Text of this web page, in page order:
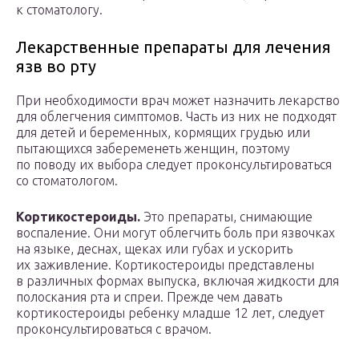
к стоматологу.
Лекарственные препараты для лечения
язв во рту
При необходимости врач может назначить лекарство
для облегчения симптомов. Часть из них не подходят
для детей и беременных, кормящих грудью или
пытающихся забеременеть женщин, поэтому
по поводу их выбора следует проконсультироваться
со стоматологом.
Кортикостероиды. Это препараты, снимающие
воспаление. Они могут облегчить боль при язвочках
на языке, деснах, щеках или губах и ускорить
их заживление. Кортикостероиды представлены
в различных формах выпуска, включая жидкости для
полоскания рта и спреи. Прежде чем давать
кортикостероиды ребенку младше 12 лет, следует
проконсультироваться с врачом.